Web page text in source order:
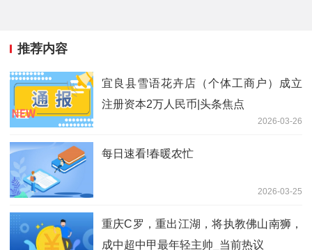
推荐内容
宜良县雪语花卉店（个体工商户）成立
注册资本2万人民币|头条焦点
2026-03-26
每日速看!春暖农忙
2026-03-25
重庆C罗，重出江湖，将执教佛山南狮，
成中超中甲最年轻主帅_当前热议